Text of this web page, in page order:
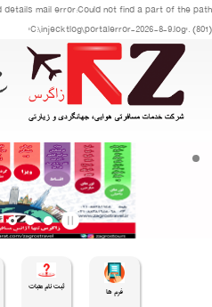
mail error:Could not find a part of the path
'C:\injecktlog\portalerror-2026-8-9.log'. (801)
فرم ها ثبت نام عتبات